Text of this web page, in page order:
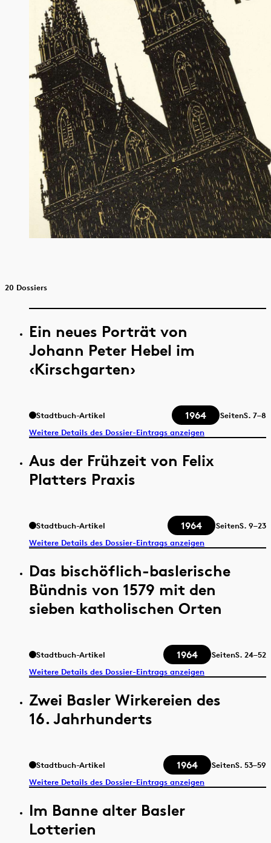
20 Dossiers
Ein neues Porträt von
Johann Peter Hebel im
‹Kirschgarten›
Stadtbuch-Artikel 1964 SeitenS. 7–8
Weitere Details des Dossier-Eintrags anzeigen
Aus der Frühzeit von Felix
Platters Praxis
Stadtbuch-Artikel 1964 SeitenS. 9–23
Weitere Details des Dossier-Eintrags anzeigen
Das bischöflich-baslerische
Bündnis von 1579 mit den
sieben katholischen Orten
Stadtbuch-Artikel 1964 SeitenS. 24–52
Weitere Details des Dossier-Eintrags anzeigen
Zwei Basler Wirkereien des
16. Jahrhunderts
Stadtbuch-Artikel 1964 SeitenS. 53–59
Weitere Details des Dossier-Eintrags anzeigen
Im Banne alter Basler
Lotterien